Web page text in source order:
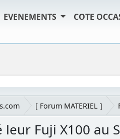
EVENEMENTS COTE
[ Forum MATERIEL ]
Fuji X100 au